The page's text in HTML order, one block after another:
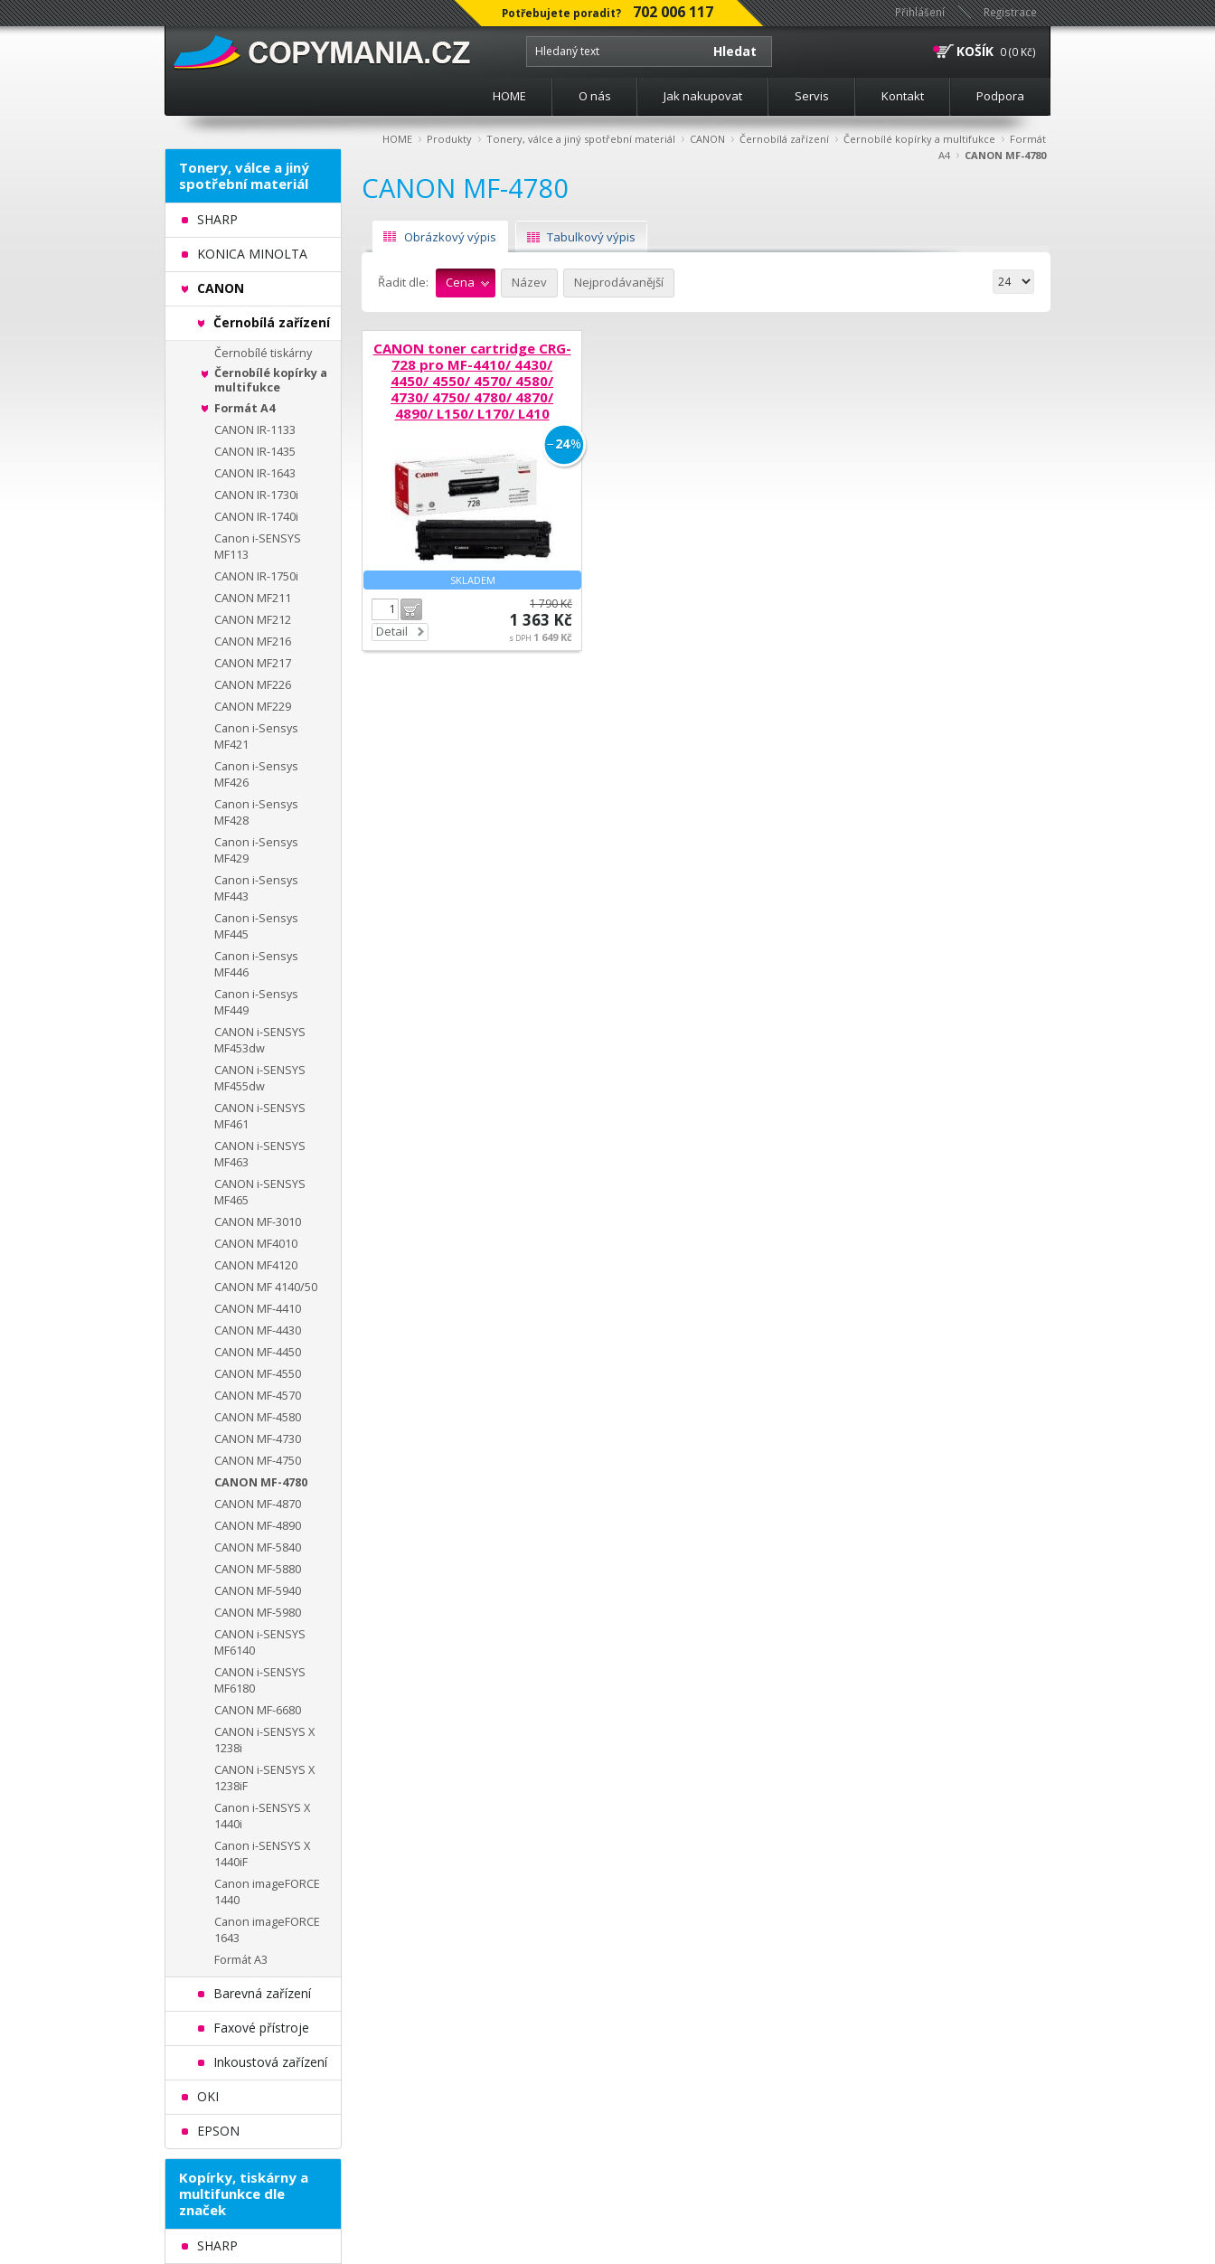
Potřebujete poradit? 702 006 117 Přihlášení Registrace
KOŠÍK 0 (0 Kč)
Hledat
HOME O nás Jak nakupovat Servis Kontakt Podpora
HOME › Produkty › Tonery, válce a jiný spotřební materiál › CANON › Černobílá zařízení › Černobílé kopírky a multifukce › Formát
A4 › CANON MF-4780
CANON MF-4780
Obrázkový výpis Tabulkový výpis
Řadit dle: Cena Název Nejprodávanější
CANON toner cartridge CRG-
728 pro MF-4410/ 4430/
4450/ 4550/ 4570/ 4580/
4730/ 4750/ 4780/ 4870/
4890/ L150/ L170/ L410
SKLADEM
−24%
Detail
1 790 Kč
1 363 Kč
s DPH 1 649 Kč
Tonery, válce a jiný
spotřební materiál
SHARP
KONICA MINOLTA
CANON
Černobílá zařízení
Černobílé tiskárny
Černobílé kopírky a
multifukce
Formát A4
CANON IR-1133
CANON IR-1435
CANON IR-1643
CANON IR-1730i
CANON IR-1740i
Canon i-SENSYS
MF113
CANON IR-1750i
CANON MF211
CANON MF212
CANON MF216
CANON MF217
CANON MF226
CANON MF229
Canon i-Sensys
MF421
Canon i-Sensys
MF426
Canon i-Sensys
MF428
Canon i-Sensys
MF429
Canon i-Sensys
MF443
Canon i-Sensys
MF445
Canon i-Sensys
MF446
Canon i-Sensys
MF449
CANON i-SENSYS
MF453dw
CANON i-SENSYS
MF455dw
CANON i-SENSYS
MF461
CANON i-SENSYS
MF463
CANON i-SENSYS
MF465
CANON MF-3010
CANON MF4010
CANON MF4120
CANON MF 4140/50
CANON MF-4410
CANON MF-4430
CANON MF-4450
CANON MF-4550
CANON MF-4570
CANON MF-4580
CANON MF-4730
CANON MF-4750
CANON MF-4780
CANON MF-4870
CANON MF-4890
CANON MF-5840
CANON MF-5880
CANON MF-5940
CANON MF-5980
CANON i-SENSYS
MF6140
CANON i-SENSYS
MF6180
CANON MF-6680
CANON i-SENSYS X
1238i
CANON i-SENSYS X
1238iF
Canon i-SENSYS X
1440i
Canon i-SENSYS X
1440iF
Canon imageFORCE
1440
Canon imageFORCE
1643
Formát A3
Barevná zařízení
Faxové přístroje
Inkoustová zařízení
OKI
EPSON
Kopírky, tiskárny a
multifunkce dle
značek
SHARP